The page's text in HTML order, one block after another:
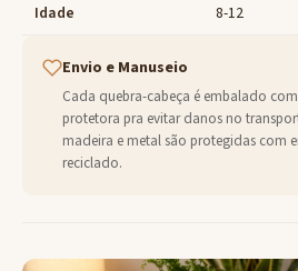
Idade 8-12
Envio e Manuseio
Cada quebra-cabeça é embalado
protetora pra evitar danos no
madeira e metal são protegidas com
reciclado.